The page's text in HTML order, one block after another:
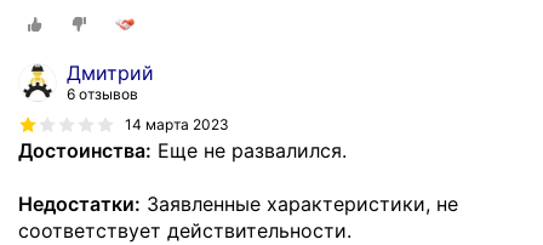
Дмитрий
6 отзывов
14 марта 2023
Достоинства: Еще не развалился.
Недостатки: Заявленные характеристики, не
соответствует действительности.